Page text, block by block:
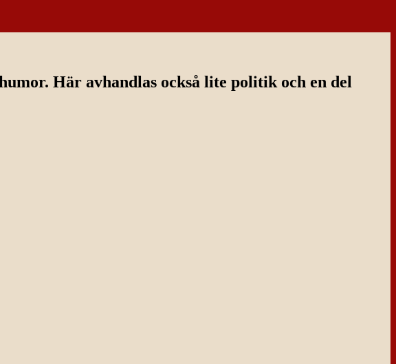
Här avhandlas också lite politik och en del